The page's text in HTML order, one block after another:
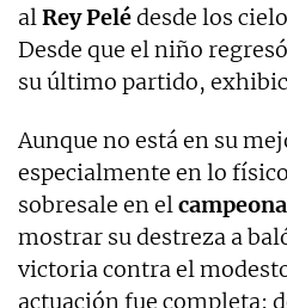
alRey Pelédesde los
Desde que el niño
su último partido,
Aunque no está en su
especialmente en lo
sobresale en el
mostrar su destreza a
victoria contra el
actuación fue completa: